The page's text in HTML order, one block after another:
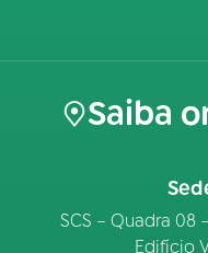
Saiba
SCS – Quadra 08
Edifício